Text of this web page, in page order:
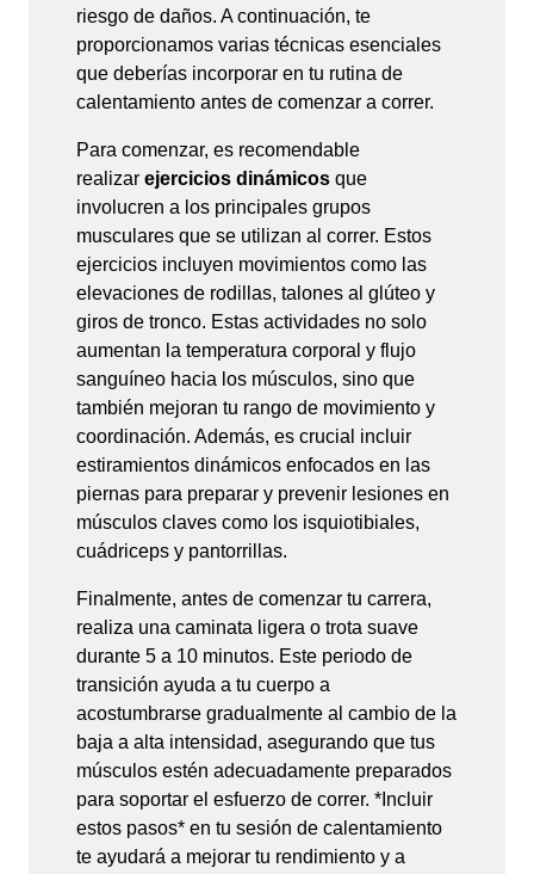
riesgo de daños. A continuación, te
proporcionamos varias técnicas esenciales
que deberías incorporar en tu rutina de
calentamiento antes de comenzar a correr.
Para comenzar, es recomendable
realizar ejercicios dinámicos que
involucren a los principales grupos
musculares que se utilizan al correr. Estos
ejercicios incluyen movimientos como las
elevaciones de rodillas, talones al glúteo y
giros de tronco. Estas actividades no solo
aumentan la temperatura corporal y flujo
sanguíneo hacia los músculos, sino que
también mejoran tu rango de movimiento y
coordinación. Además, es crucial incluir
estiramientos dinámicos enfocados en las
piernas para preparar y prevenir lesiones en
músculos claves como los isquiotibiales,
cuádriceps y pantorrillas.
Finalmente, antes de comenzar tu carrera,
realiza una caminata ligera o trota suave
durante 5 a 10 minutos. Este periodo de
transición ayuda a tu cuerpo a
acostumbrarse gradualmente al cambio de la
baja a alta intensidad, asegurando que tus
músculos estén adecuadamente preparados
para soportar el esfuerzo de correr. *Incluir
estos pasos* en tu sesión de calentamiento
te ayudará a mejorar tu rendimiento y a